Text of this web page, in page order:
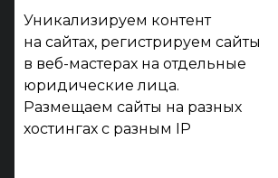
Уникализируем контент
на сайтах, регистрируем сайты
в веб-мастерах на отдельные
юридические лица.
Размещаем сайты на разных
хостингах с разным IP